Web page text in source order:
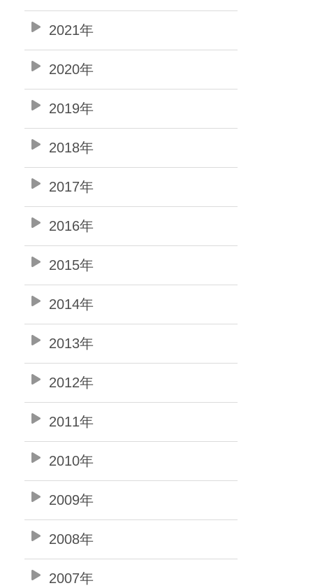
2021年
2020年
2019年
2018年
2017年
2016年
2015年
2014年
2013年
2012年
2011年
2010年
2009年
2008年
2007年